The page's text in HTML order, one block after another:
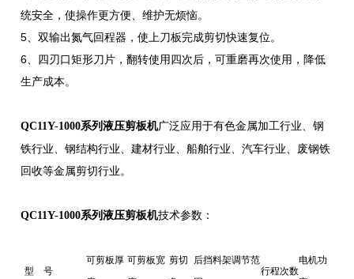
统安全，使操作更方便、维护无烦恼。
5、双输出氮气回程器，使上刀板完成剪切快速复位。
6、四刃口矩形刀片，翻转使用四次后，可重磨再次使用，降低
生产成本。
QC11Y-1000系列液压剪板机广泛应用于有色金属加工行业、钢
铁行业、钢结构行业、建材行业、船舶行业、汽车行业、废钢铁
回收等金属剪切行业。
QC11Y-1000系列液压剪板机技术参数：
型 号
可剪板厚 可剪板宽 剪切
后挡料架调节范
行程次数
电机功